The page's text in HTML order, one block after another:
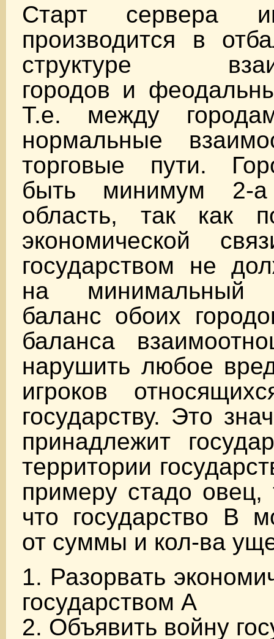
Старт сервера
производится в
структуре
городов и
Т.е. между
нормальные
торговые пути.
быть минимум 2-
область, так как
экономической
государством не
на минимальный
баланс обоих
баланса
нарушить любое
игроков
государству. Это
принадлежит
территории
примеру стадо овец,
что государство B
от суммы и кол-ва
1. Разорвать
государством А
2. Объявить войну